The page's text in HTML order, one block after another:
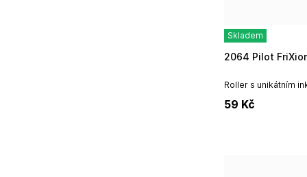
Skladem
Roller s unikátním
tomtéž místě...
2064 Pilot
59 Kč